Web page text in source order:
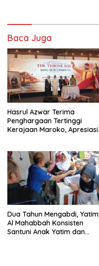
Baca Juga
Hasrul Azwar Terima
Penghargaan Tertinggi
Kerajaan Maroko, Apresiasi
Dua Tahun Mengabdi, Yatim
Al Mahabbah Konsisten
Santuni Anak Yatim dan